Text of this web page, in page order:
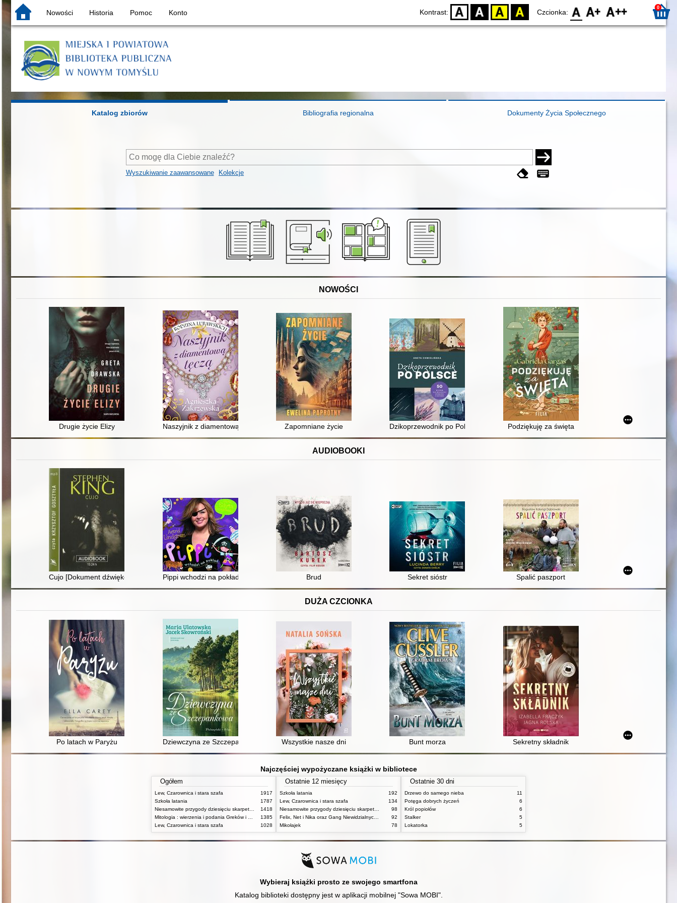
Nowości Historia Pomoc Konto Kontrast: D BW YB BY Czcionka: F0 F1 F2 0
Katalog zbiorów Bibliografia regionalna Dokumenty Życia Społecznego
Wyszukiwanie zaawansowane Kolekcje
NOWOŚCI
Drugie życie Elizy Naszyjnik z diamentową tęczą Zapomniane życie Dzikoprzewodnik po Polsce : 50 wypraw dla wielbicieli opowieści o naturze
Podziękuję za święta
AUDIOBOOKI
Cujo [Dokument dźwiękowy] Pippi wchodzi na pokład [Dokument dźwiękowy]Brud Sekret sióstr Spalić paszport
DUŻA CZCIONKA
Po latach w Paryżu Dziewczyna ze Szczepankowa Wszystkie nasze dni Bunt morza Sekretny składnik
Najczęściej wypożyczane książki w bibliotece
Ogółem
Lew, Czarownica i stara szafa
1917
Szkoła latania
1787
1418
1385
Lew, Czarownica i stara szafa
1028
Ostatnie 12 miesięcy
Szkoła latania
192
Lew, Czarownica i stara szafa
134
98
92
Mikołajek
78
Ostatnie 30 dni
Drzewo do samego nieba
11
Potęga dobrych życzeń
6
Król popiołów
6
Stalker
5
Lokatorka
5
Wybieraj książki prosto ze swojego smartfona
Katalog biblioteki dostępny jest w aplikacji mobilnej "Sowa MOBI".